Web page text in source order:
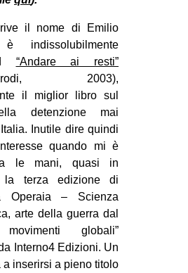
MIGRAZIONI
PRECARIATO
STUDENTI
CULTURE
ARTE
CINEMA
MANIFESTI
il nome di Emilio
indissolubilmente
“Andare ai resti”
2003),
il miglior libro sul
detenzione mai
Inutile dire quindi
quando mi è
le mani, quasi in
la terza edizione di
Operaia – Scienza
arte della guerra dal
globali”
Interno4 Edizioni. Un
a inserirsi a pieno titolo